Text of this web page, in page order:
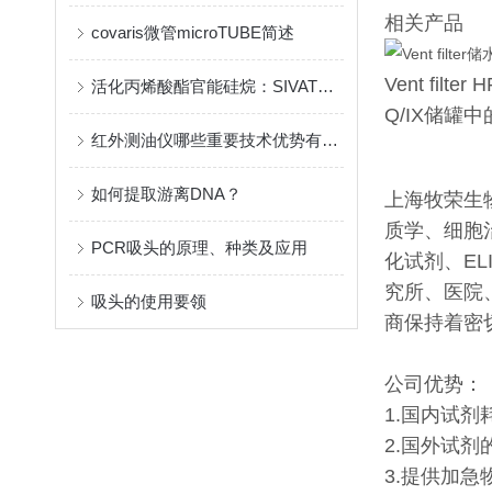
covaris微管microTUBE简述
活化丙烯酸酯官能硅烷：SIVATE TM A200的产品介绍
红外测油仪哪些重要技术优势有哪些？
如何提取游离DNA？
PCR吸头的原理、种类及应用
吸头的使用要领
相关产品
Vent filter
Q/IX储罐中
上海牧荣生
质学、细胞
化试剂、
究所、医院
商保持着密
公司优势：
1.国内试剂
2.国外试剂
3.提供加急